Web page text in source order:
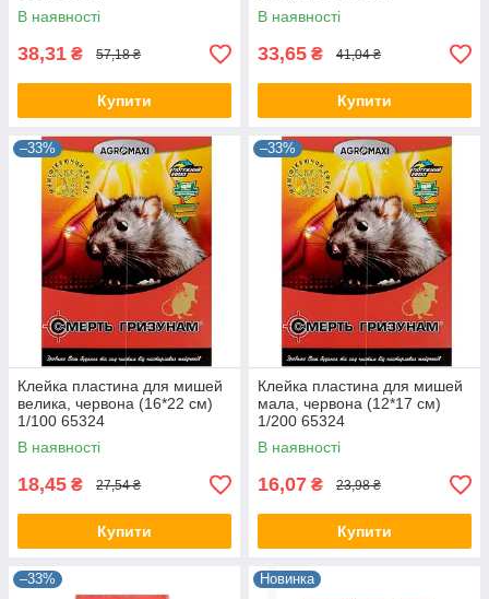
В наявності
38,31 ₴ 57,18 ₴
Купити
В наявності
33,65 ₴ 41,04 ₴
Купити
–33%
Клейка пластина для мишей
велика, червона (16*22 см)
1/100 65324
В наявності
18,45 ₴ 27,54 ₴
Купити
–33%
Клейка пластина для мишей
мала, червона (12*17 см)
1/200 65324
В наявності
16,07 ₴ 23,98 ₴
Купити
–33% Новинка